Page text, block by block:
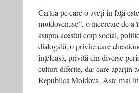
Cartea pe care o aveţi în faţă
moldovenesc”, o încercare de
asupra acestui corp social,
dialogală, o privire care
înţeleasă, privită din diverse
culturi diferite, dar care aparţin
Republica Moldova. Asta mai